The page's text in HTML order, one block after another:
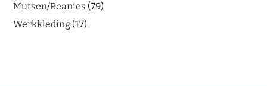
Mutsen/Beanies 79
Werkkleding 17